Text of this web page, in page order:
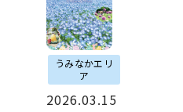
うみなかエリ
ア
2026.03.15